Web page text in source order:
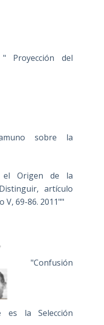
" Proyección del
sobre la
el Origen de la
artículo
V, 69-86. 2011""
"Confusión
es la Selección